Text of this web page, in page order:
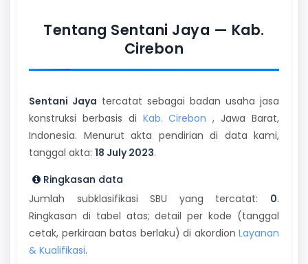
Tentang Sentani Jaya — Kab.
Cirebon
Sentani Jaya tercatat sebagai badan usaha jasa
konstruksi berbasis di Kab. Cirebon , Jawa Barat,
Indonesia. Menurut akta pendirian di data kami,
tanggal akta: 18 July 2023.
Ringkasan data
Jumlah subklasifikasi SBU yang tercatat: 0.
Ringkasan di tabel atas; detail per kode (tanggal
cetak, perkiraan batas berlaku) di akordion Layanan
& Kualifikasi.